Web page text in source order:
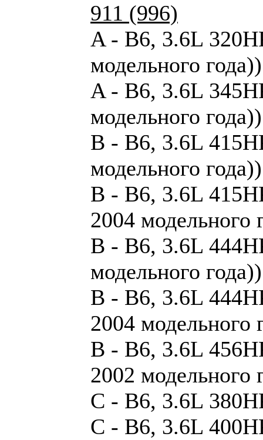
911 (996)
A - B6, 3.6L
модельного года))
A - B6, 3.6L
модельного года))
B - B6, 3.6L
модельного года))
B - B6, 3.6L
2004 модельного
B - B6, 3.6L
модельного года))
B - B6, 3.6L
2004 модельного
B - B6, 3.6L
2002 модельного
C - B6, 3.6L
C - B6, 3.6L